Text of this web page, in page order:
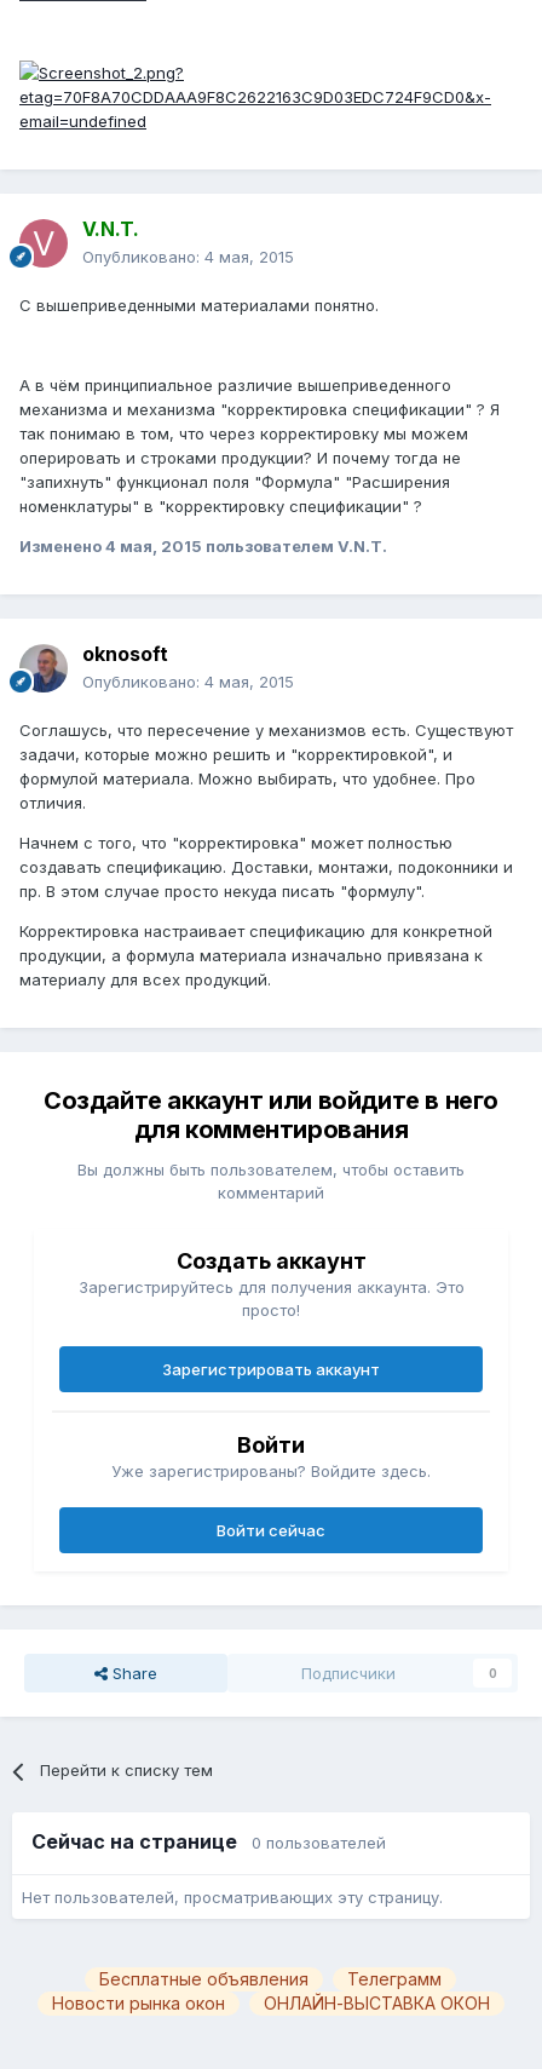
V.N.T.
Опубликовано: 4 мая, 2015
С вышеприведенными материалами понятно.
А в чём принципиальное различие вышеприведенного
механизма и механизма "корректировка спецификации" ? Я
так понимаю в том, что через корректировку мы можем
оперировать и строками продукции? И почему тогда не
"запихнуть" функционал поля "Формула" "Расширения
номенклатуры" в "корректировку спецификации" ?
Изменено4 мая, 2015 пользователем V.N.T.
oknosoft
Опубликовано: 4 мая, 2015
Соглашусь, что пересечение у механизмов есть. Существуют
задачи, которые можно решить и "корректировкой", и
формулой материала. Можно выбирать, что удобнее. Про
отличия.
Начнем с того, что "корректировка" может полностью
создавать спецификацию. Доставки, монтажи, подоконники и
пр. В этом случае просто некуда писать "формулу".
Корректировка настраивает спецификацию для конкретной
продукции, а формула материала изначально привязана к
материалу для всех продукций.
Создайте аккаунт или войдите в него
для комментирования
Вы должны быть пользователем, чтобы оставить
комментарий
Создать аккаунт
Зарегистрируйтесь для получения аккаунта. Это
просто!
Зарегистрировать аккаунт
Войти
Уже зарегистрированы? Войдите здесь.
Войти сейчас
Share Подписчики 0
Перейти к списку тем
Сейчас на странице 0 пользователей
Нет пользователей, просматривающих эту страницу.
Бесплатные объявления
Телеграмм
Новости рынка окон
ОНЛАЙН-ВЫСТАВКА ОКОН